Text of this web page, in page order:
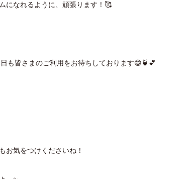
になれるように、頑張ります！🥰
も皆さまのご利用をお待ちしております😄🍵💕
お気をつけくださいね！